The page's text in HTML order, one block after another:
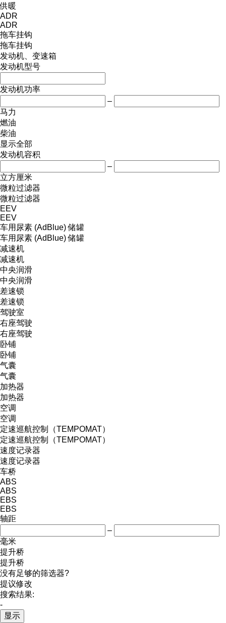
供暖
ADR
ADR
拖车挂钩
拖车挂钩
发动机、变速箱
发动机型号
发动机功率
–
马力
燃油
柴油
显示全部
发动机容积
–
立方厘米
微粒过滤器
微粒过滤器
EEV
EEV
车用尿素 (AdBlue) 储罐
车用尿素 (AdBlue) 储罐
减速机
减速机
中央润滑
中央润滑
差速锁
差速锁
驾驶室
右座驾驶
右座驾驶
卧铺
卧铺
气囊
气囊
加热器
加热器
空调
空调
定速巡航控制（TEMPOMAT）
定速巡航控制（TEMPOMAT）
速度记录器
速度记录器
车桥
ABS
ABS
EBS
EBS
轴距
–
毫米
提升桥
提升桥
没有足够的筛选器?
提议修改
搜索结果:
-
显示